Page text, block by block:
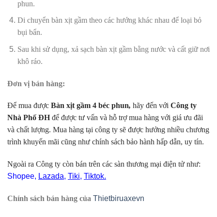
phun.
Di chuyển bàn xịt gầm theo các hướng khác nhau để loại bỏ
bụi bẩn.
Sau khi sử dụng, xả sạch bàn xịt gầm bằng nước và cất giữ nơi
khô ráo.
Đơn vị bán hàng:
Để mua được Bàn xịt gầm 4 béc phun, hãy đến với Công ty
Nhà Phố ĐH để được tư vấn và hỗ trợ mua hàng với giá ưu đãi
và chất lượng. Mua hàng tại công ty sẽ được hưởng nhiều chương
trình khuyến mãi cũng như chính sách bảo hành hấp dẫn, uy tín.
Ngoài ra Công ty còn bán trên các sàn thương mại điện tử như:
Shopee, Lazada, Tiki, Tiktok.
Chính sách bán hàng của Thietbiruaxevn